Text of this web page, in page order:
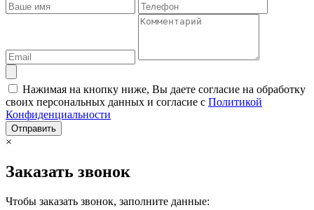
Нажимая на кнопку ниже, Вы даете согласие на обработку
своих персональных данных и согласие с Политикой
Конфиденциальности
Отправить
×
Заказать звонок
Чтобы заказать звонок, заполните данные: